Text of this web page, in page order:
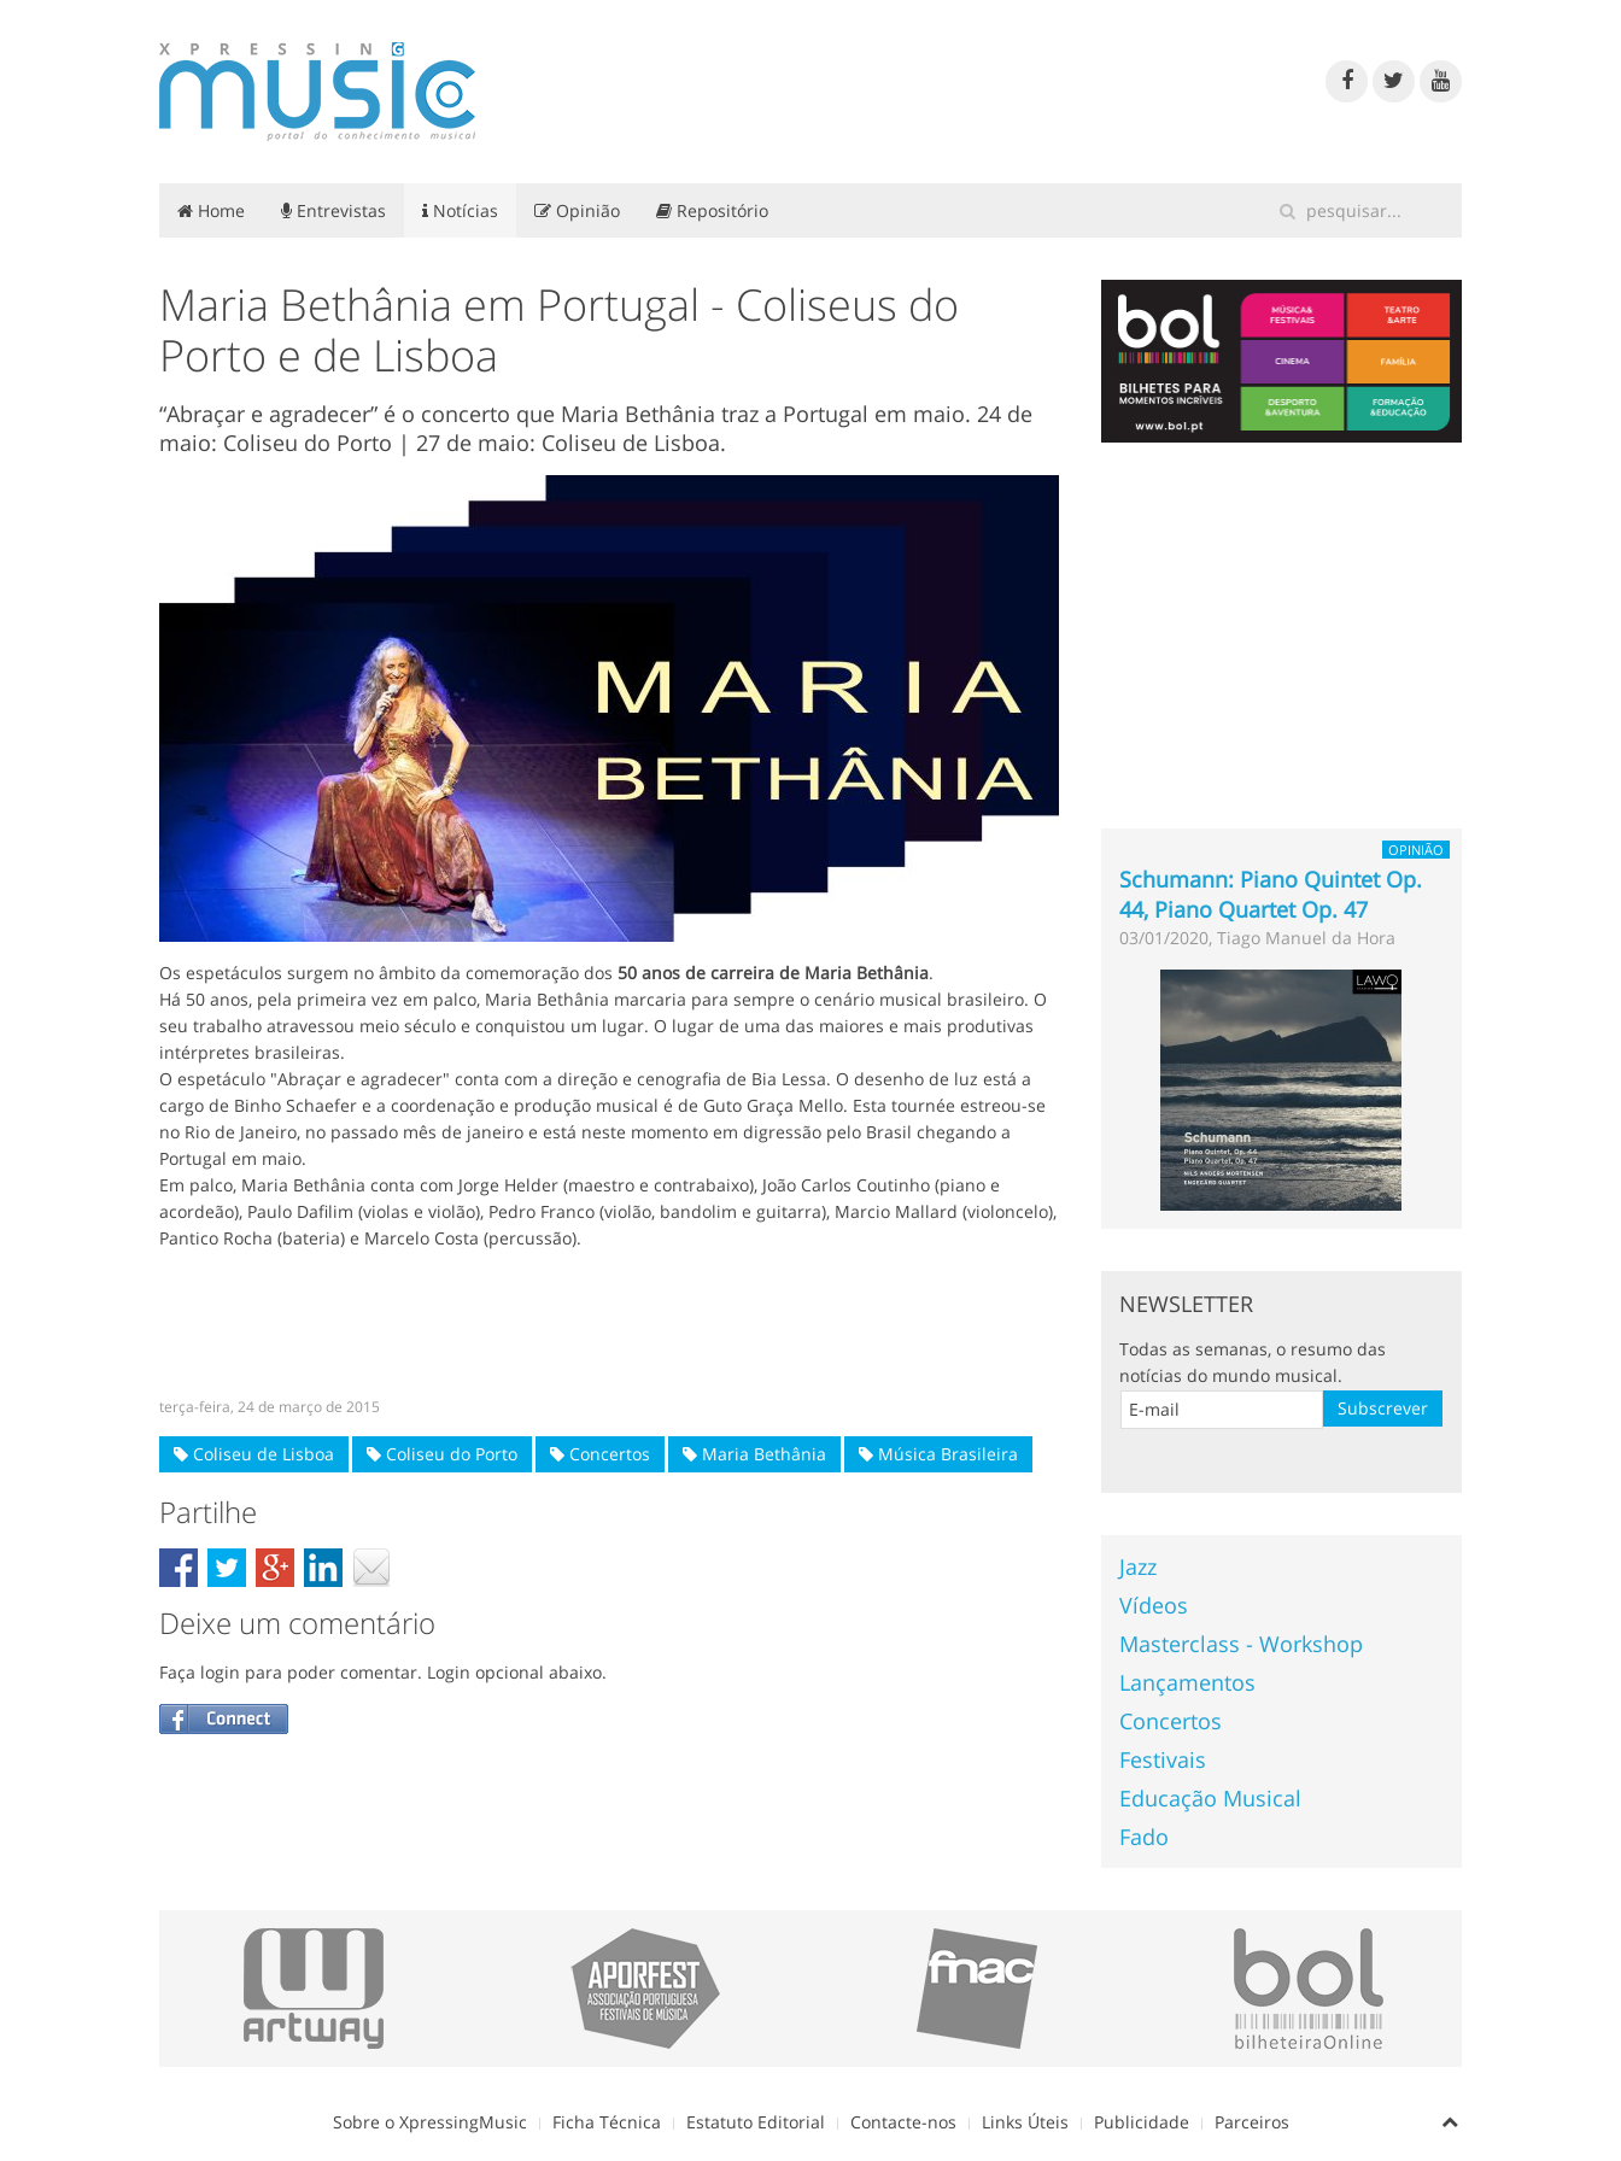
Home Entrevistas Notícias Opinião Repositório
Maria Bethânia em Portugal - Coliseus do
Porto e de Lisboa
“Abraçar e agradecer” é o concerto que Maria Bethânia traz a Portugal em maio. 24 de
maio: Coliseu do Porto | 27 de maio: Coliseu de Lisboa.
Os espetáculos surgem no âmbito da comemoração dos 50 anos de carreira de Maria Bethânia.
Há 50 anos, pela primeira vez em palco, Maria Bethânia marcaria para sempre o cenário musical brasileiro. O
seu trabalho atravessou meio século e conquistou um lugar. O lugar de uma das maiores e mais produtivas
intérpretes brasileiras.
O espetáculo "Abraçar e agradecer" conta com a direção e cenografia de Bia Lessa. O desenho de luz está a
cargo de Binho Schaefer e a coordenação e produção musical é de Guto Graça Mello. Esta tournée estreou-se
no Rio de Janeiro, no passado mês de janeiro e está neste momento em digressão pelo Brasil chegando a
Portugal em maio.
Em palco, Maria Bethânia conta com Jorge Helder (maestro e contrabaixo), João Carlos Coutinho (piano e
acordeão), Paulo Dafilim (violas e violão), Pedro Franco (violão, bandolim e guitarra), Marcio Mallard (violoncelo),
Pantico Rocha (bateria) e Marcelo Costa (percussão).
terça-feira, 24 de março de 2015
Coliseu de Lisboa Coliseu do Porto Concertos Maria Bethânia Música Brasileira
Partilhe
Deixe um comentário
Faça login para poder comentar. Login opcional abaixo.
OPINIÃO
Schumann: Piano Quintet Op.
44, Piano Quartet Op. 47
03/01/2020, Tiago Manuel da Hora
NEWSLETTER
Todas as semanas, o resumo das
notícias do mundo musical.
Jazz
Vídeos
Masterclass - Workshop
Lançamentos
Concertos
Festivais
Educação Musical
Fado
Sobre o XpressingMusic Ficha Técnica Estatuto Editorial Contacte-nos Links Úteis Publicidade Parceiros